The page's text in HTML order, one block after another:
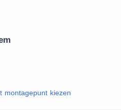
montagepunt kiezen